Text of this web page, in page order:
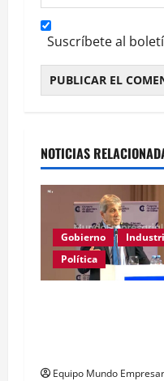
Suscríbete al
NOTICIAS
Gobierno
Política
Equipo Mundo